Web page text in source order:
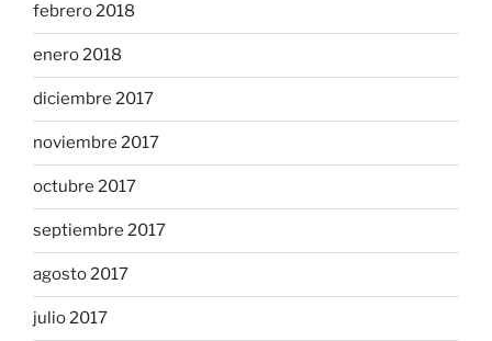
febrero 2018
enero 2018
diciembre 2017
noviembre 2017
octubre 2017
septiembre 2017
agosto 2017
julio 2017